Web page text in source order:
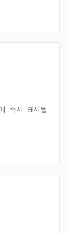
즉시 표시됩